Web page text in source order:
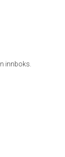
innboks.